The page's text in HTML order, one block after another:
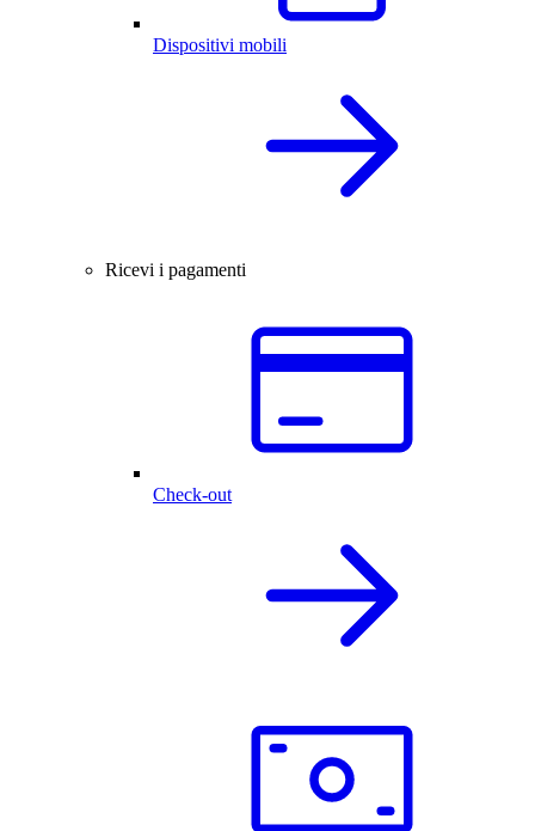
Dispositivi mobili
Ricevi i pagamenti
Check-out